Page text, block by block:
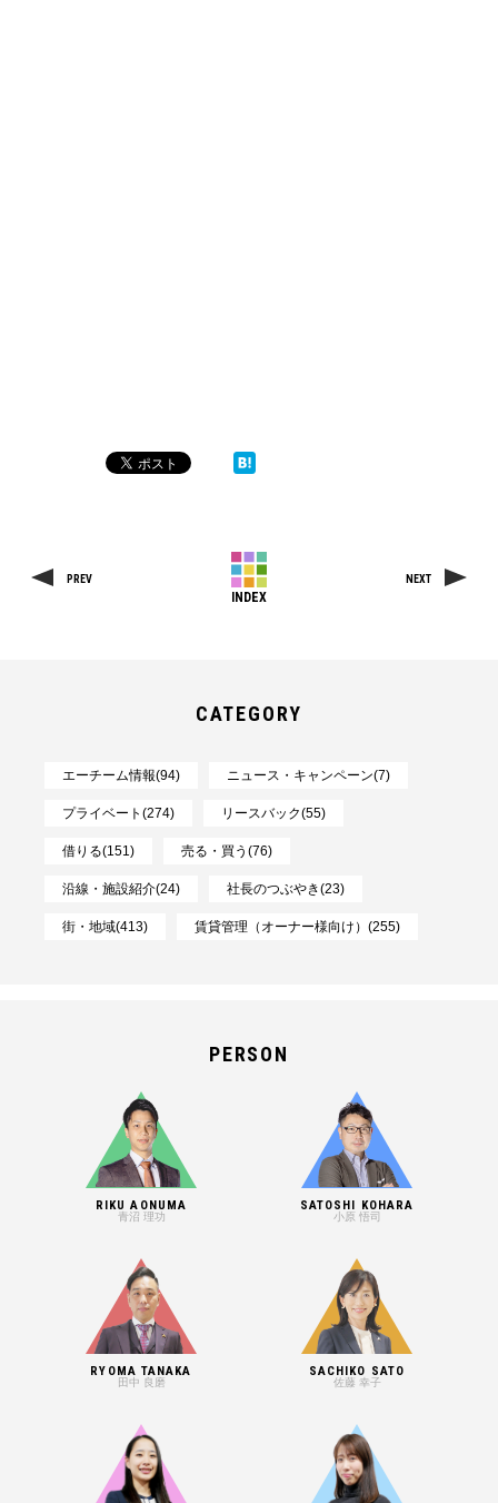
PREV
INDEX
NEXT
CATEGORY
エーチーム情報(94) ニュース・キャンペーン(7)
プライベート(274) リースバック(55)
借りる(151) 売る・買う(76)
沿線・施設紹介(24) 社長のつぶやき(23)
街・地域(413) 賃貸管理（オーナー様向け）(255)
PERSON
RIKU AONUMA
青沼 理功
SATOSHI KOHARA
小原 悟司
RYOMA TANAKA
田中 良磨
SACHIKO SATO
佐藤 幸子